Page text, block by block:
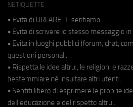
NETIQUETTE
• Evita di URLARE. Ti sentiamo.
• Evita di scrivere lo stesso messaggio
• Evita in luoghi pubblici (forum, chat,
questioni personali.
• Rispetta le idee altrui, le religioni e
bestemmiare né insultare altri utenti.
• Sentiti libero di esprimere le proprie
dell'educazione e del rispetto altrui.